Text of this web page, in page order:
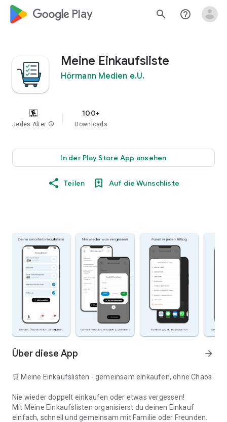
google_logo Play search help_outline
Meine Einkaufsliste
Hörmann Medien e.U.
Jedes Alter info
100+
Downloads
In der Play Store App ansehen
Teilen Auf die Wunschliste
Über diese App arrow_forward
🛒 Meine Einkaufslisten - gemeinsam einkaufen, ohne Chaos
Nie wieder doppelt einkaufen oder etwas vergessen!
Mit Meine Einkaufslisten organisierst du deinen Einkauf
einfach, schnell und gemeinsam mit Familie oder Freunden.